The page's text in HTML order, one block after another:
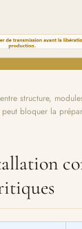
structure,
peut bloquer la